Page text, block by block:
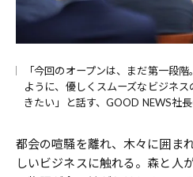
「今回のオープンは、まだ第一段
ように、優しくスムーズなビジネ
きたい」と話す、GOOD NEWS社長
都会の喧騒を離れ、木々に囲ま
しいビジネスに触れる。森と人